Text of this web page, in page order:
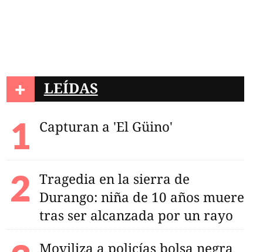
+ LEÍDAS
Capturan a 'El Güino'
Tragedia en la sierra de
Durango: niña de 10 años muere
tras ser alcanzada por un rayo
Moviliza a policías bolsa negra